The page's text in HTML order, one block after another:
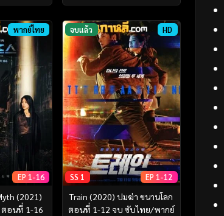
พากย์ไทย
EP 1-16
(2021)
ตอนที่ 1-16
จบแล้ว HD
SS 1 EP 1-12
Train (2020) ปมฆ่า ขนานโลก
ตอนที่ 1-12 จบ ซับไทย/พากย์